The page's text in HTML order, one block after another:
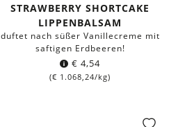
STRAWBERRY SHORTCAKE
LIPPENBALSAM
duftet nach süßer Vanillecreme mit
saftigen Erdbeeren!
€ 4,54
(€ 1.068,24/kg)